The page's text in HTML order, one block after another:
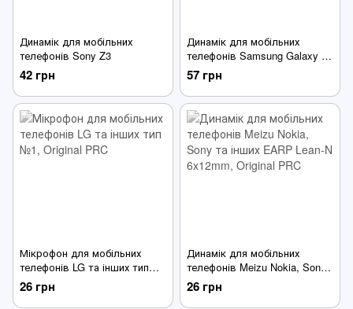
Динамік для мобільних
телефонів Sony Z3
42 грн
Динамік для мобільних
телефонів Samsung Galaxy J
серії J530F J730F
57 грн
Мікрофон для мобільних
телефонів LG та інших тип
№1
26 грн
Динамік для мобільних
телефонів Meizu Nokia, Sony
та інших EARP Lean-N
6x12mm
26 грн